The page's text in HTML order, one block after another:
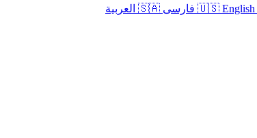
🇺🇸 English
🇸🇦 العربية